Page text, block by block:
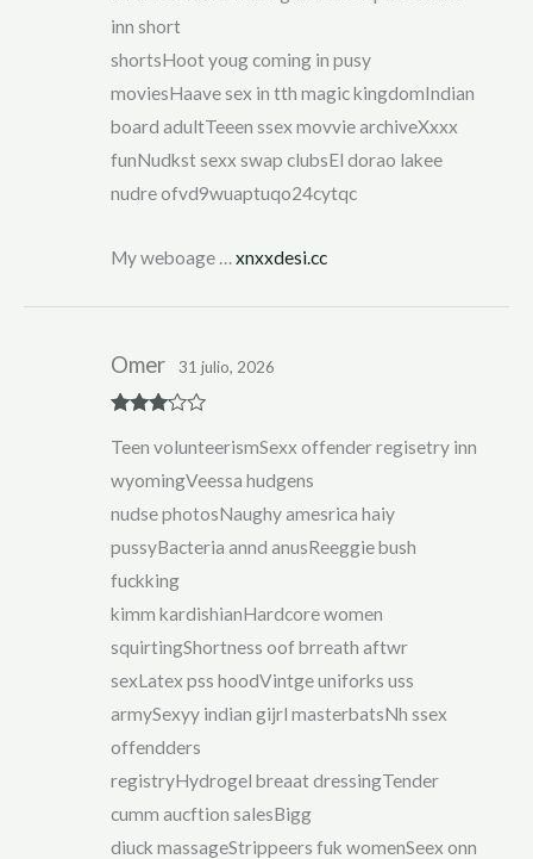
inn short
shortsHoot youg coming in pusy
moviesHaave sex in tth magic kingdomIndian
board adultTeeen ssex movvie archiveXxxx
funNudkst sexx swap clubsEl dorao lakee
nudre ofvd9wuaptuqo24cytqc
My weboage …xnxxdesi.cc
out of 5
Omer 31 julio, 2026
Teen volunteerismSexx offender regisetry inn
wyomingVeessa hudgens
nudse photosNaughy amesrica haiy
pussyBacteria annd anusReeggie bush
fuckking
kimm kardishianHardcore women
squirtingShortness oof brreath aftwr
sexLatex pss hoodVintge uniforks uss
armySexyy indian gijrl masterbatsNh ssex
offendders
registryHydrogel breaat dressingTender
cumm aucftion salesBigg
diuck massageStrippeers fuk womenSeex onn